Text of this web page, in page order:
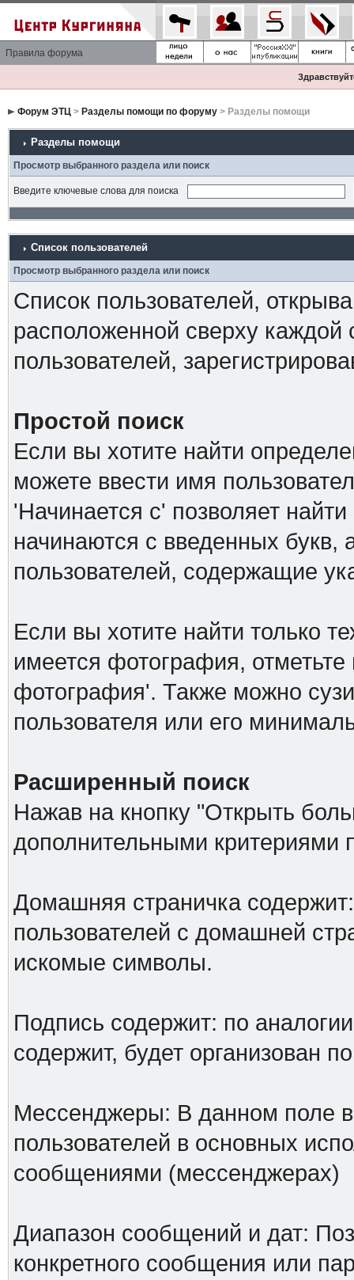
Правила форума
Форум ЭТЦ> Разделы помощи по форуму> Разделы помощи
Разделы помощи
Просмотр выбранного раздела или поиск
Введите ключевые слова для поиска
Список пользователей
Просмотр выбранного раздела или поиск
Список пользователей,
расположенной сверху каждой
пользователей,
Простой поиск
Если вы хотите найти
можете ввести имя
'Начинается с' позволяет
начинаются с введенных букв,
пользователей, содержащие
Если вы хотите найти только
имеется фотография,
фотография'. Также можно
пользователя или его
Расширенный поиск
Нажав на кнопку "Открыть
дополнительными критериями
Домашняя страничка
пользователей с домашней
искомые символы.
Подпись содержит: по
содержит, будет организован
Мессенджеры: В данном поле
пользователей в основных
сообщениями (мессенджерах)
Диапазон сообщений и дат:
конкретного сообщения или